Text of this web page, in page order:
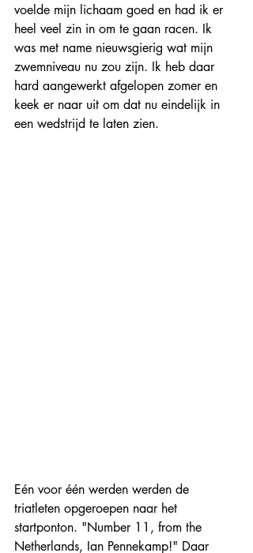
voelde mijn lichaam goed en had ik er
heel veel zin in om te gaan racen. Ik
was met name nieuwsgierig wat mijn
zwemniveau nu zou zijn. Ik heb daar
hard aangewerkt afgelopen zomer en
keek er naar uit om dat nu eindelijk in
een wedstrijd te laten zien.
Eén voor één werden werden de
triatleten opgeroepen naar het
startponton. "Number 11, from the
Netherlands, Ian Pennekamp!" Daar